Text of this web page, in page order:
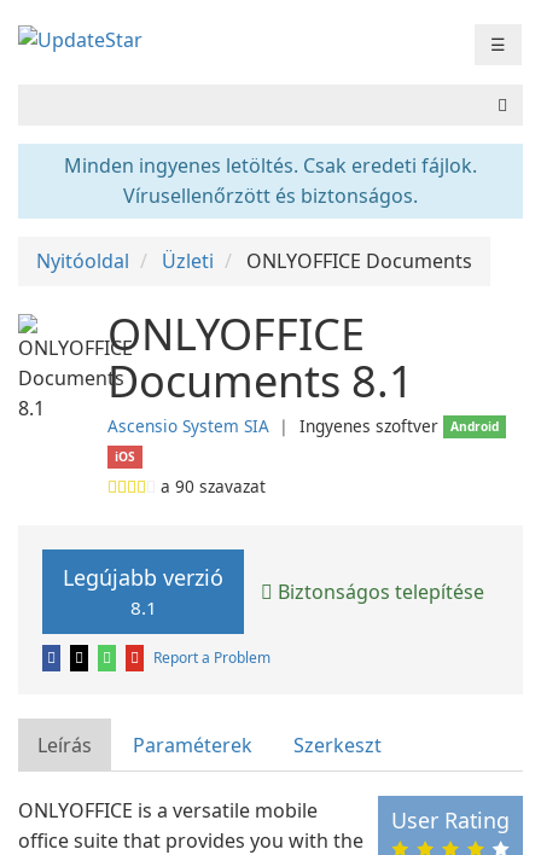
☰
Minden ingyenes letöltés. Csak eredeti fájlok.
Vírusellenőrzött és biztonságos.
Nyitóoldal Üzleti ONLYOFFICE Documents
ONLYOFFICE
Documents 8.1
Ascensio System SIA ❘ Ingyenes szoftver
Android
iOS
a 90 szavazat
Legújabb verzió
8.1
Biztonságos telepítése
Report a Problem
Leírás Paraméterek Szerkeszt
User Rating
ONLYOFFICE is a versatile mobile
office suite that provides you with the